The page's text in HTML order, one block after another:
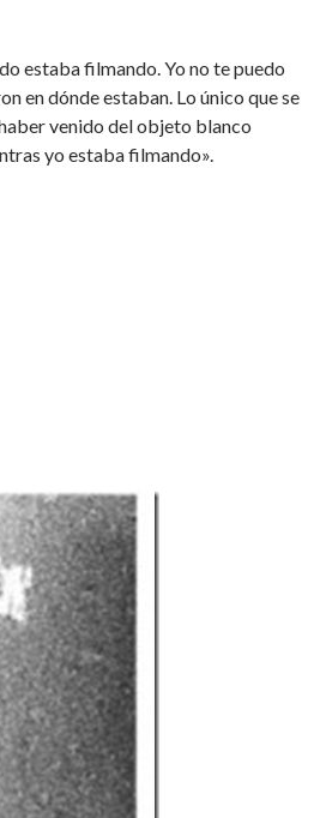
estaba filmando. Yo no te puedo
en dónde estaban. Lo único que se
venido del objeto blanco
yo estaba filmando».